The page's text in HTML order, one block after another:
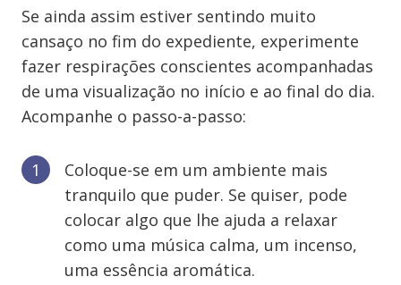
Se ainda assim estiver sentindo muito
cansaço no fim do expediente, experimente
fazer respirações conscientes acompanhadas
de uma visualização no início e ao final do dia.
Acompanhe o passo-a-passo:
Coloque-se em um ambiente mais
tranquilo que puder. Se quiser, pode
colocar algo que lhe ajuda a relaxar
como uma música calma, um incenso,
uma essência aromática.